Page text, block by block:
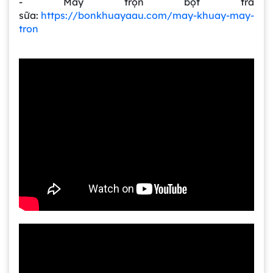
sữa: https://bonkhuayaau.com/may-khuay-may-
tron